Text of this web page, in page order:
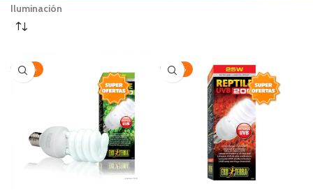
Iluminación
-20% -20%